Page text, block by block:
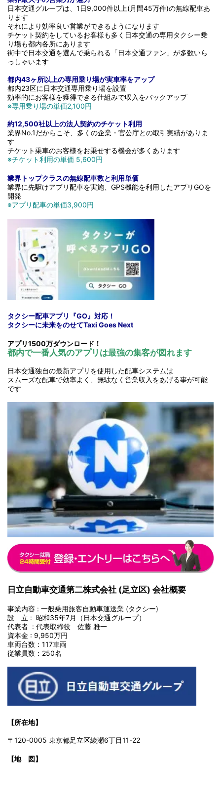
日本交通グループは、1日9,000件以上(月間45万件)の無線配車あ
ります
それにより効率良い営業ができるようになります
チケット契約をしているお客様も多く日本交通の専用タクシー乗
り場も都内各所にあります
街中で日本交通を選んで乗られる「日本交通ファン」が多数いら
っしゃいます
都内43ヶ所以上の専用乗り場が実車率をアップ
都内23区に日本交通専用乗り場を設置
効率的にお客様を獲得できる仕組みで収入をバックアップ
※専用乗り場の単価2,100円
約12,500社以上の法人契約のチケット利用
業界No.1だからこそ、多くの企業・官公庁との取引実績がありま
す
チケット乗車のお客様をお乗せする機会が多くあります
※チケット利用の単価 5,600円
業界トップクラスの無線配車数と利用単価
業界に先駆けアプリ配車を実施、GPS機能を利用したアプリGOを
開発
※アプリ配車の単価3,900円
タクシー配車アプリ『GO』対応！
タクシーに未来をのせてTaxi Goes Next
アプリ1500万ダウンロード！
都内で一番人気のアプリは最強の集客が図れます
日本交通独自の最新アプリを使用した配車システムは
スムーズな配車で効率よく、無駄なく営業収入をあげる事が可能
です
日立自動車交通第二株式会社 (足立区) 会社概要
事業内容 : 一般乗用旅客自動車運送業 (タクシー)
設 立 : 昭和35年7月（日本交通グループ）
代表者 : 代表取締役 佐藤 雅一
資本金 : 9,950万円
車両台数：117車両
従業員数：250名
【所在地】
〒120-0005 東京都足立区綾瀬6丁目11-22
【地 図】